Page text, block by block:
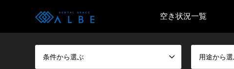
空き状況一覧
条件から選ぶ 用途から